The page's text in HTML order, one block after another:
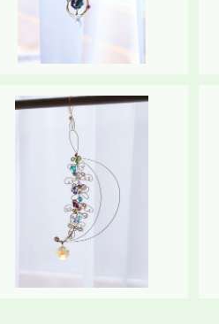
サンキャッチャー《moon（月）》
¥6,000
SOLD OUT